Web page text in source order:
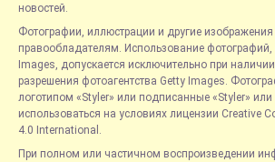
новостей.
Фотографии, иллюстрации и другие
правообладателям. Использование
Images, допускается исключительно при
разрешения фотоагентства Getty Images.
логотипом «Styler» или подписанные «Styler» или
использоваться на условиях лицензии Creative
4.0 International.
При полном или частичном воспроизведении